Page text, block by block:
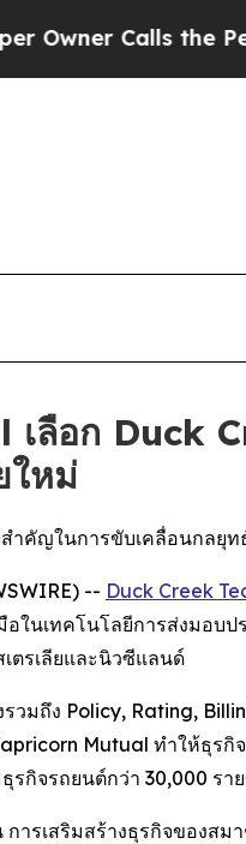
Calls the
ลือก Duck
ใหม่
ำคัญในการขับเคลื่อนกลยุ
-- Duck Creek
ในเทคโนโลยีการส่งมอบ
ตรเลียและนิวซีแลนด์
วมถึง Policy, Rating,
Mutual ทำให้ธุ
กิจรถยนต์กว่า 30,000 รา
ารเสริมสร้างธุรกิจของส